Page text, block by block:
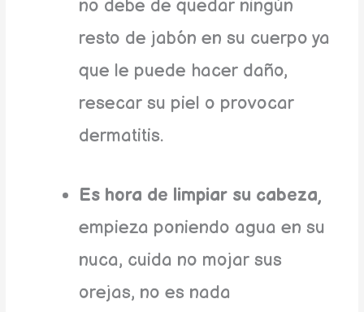
no debe de quedar ningún
resto de jabón en su cuerpo ya
que le puede hacer daño,
resecar su piel o provocar
dermatitis.
Es hora de limpiar su cabeza,
empieza poniendo agua en su
nuca, cuida no mojar sus
orejas, no es nada